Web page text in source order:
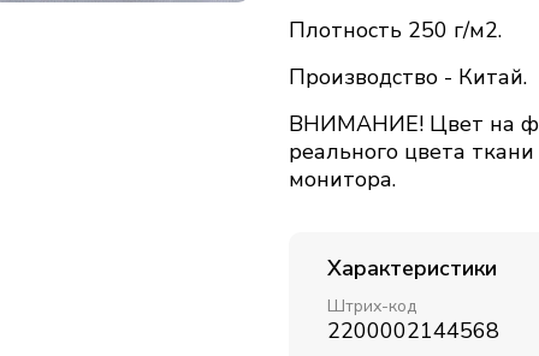
Плотность 250 г/м2.
Производство - Китай.
ВНИМАНИЕ! Цвет на
реального цвета
монитора.
Характеристики
Штрих-код
2200002144568